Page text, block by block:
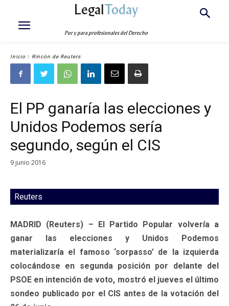
LegalToday
Por y para profesionales del Derecho
Inicio Rincón de Reuters
El PP ganaría las elecciones y
Unidos Podemos sería
segundo, según el CIS
9 junio 2016
Reuters
MADRID (Reuters) – El Partido Popular volvería a
ganar las elecciones y Unidos Podemos
materializaría el famoso ‘sorpasso’ de la izquierda
colocándose en segunda posición por delante del
PSOE en intención de voto, mostró el jueves el último
sondeo publicado por el CIS antes de la votación del